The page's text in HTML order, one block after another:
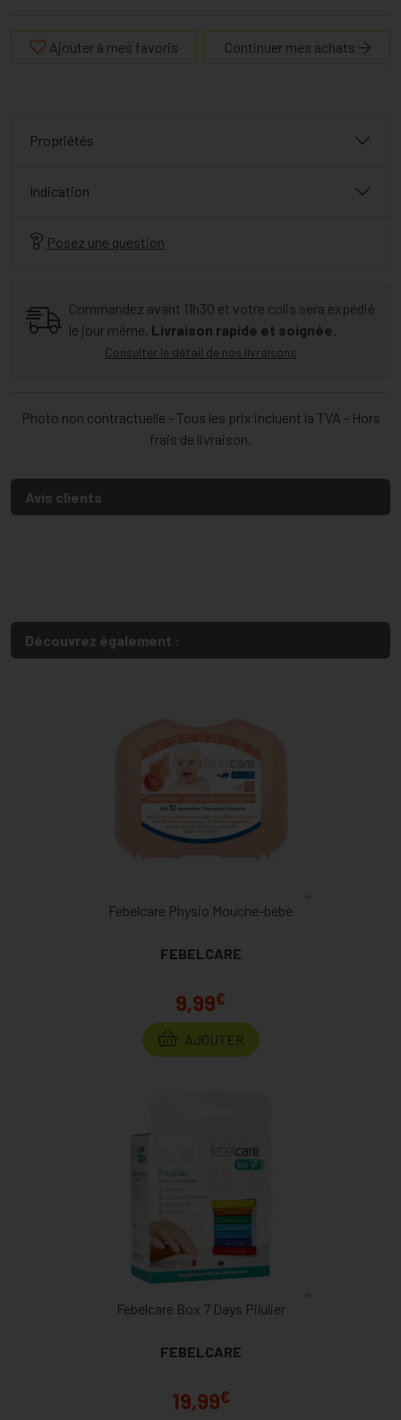
Ajouter à mes favoris Continuer mes achats
Propriétés
Indication
Posez une question
Commandez avant 11h30 et votre colis sera expédié
le jour même. Livraison rapide et soignée.
Consulter le détail de nos livraisons
Photo non contractuelle - Tous les prix incluent la TVA - Hors
frais de livraison.
Avis clients
Découvrez également :
Febelcare Physio Mouche-bebe
FEBELCARE
9,99€
AJOUTER
Febelcare Box 7 Days Pilulier
FEBELCARE
19,99€